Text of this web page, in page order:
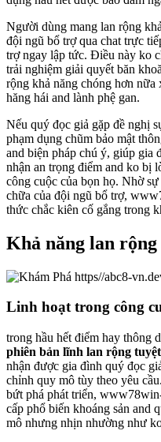
Người dùng mang lan rộng
đội ngũ bổ trợ qua chat trực
trợ ngay lập tức. Điều này ko
trải nghiệm giải quyết băn
rộng khả năng chóng hơn
hăng hái and lành phệ gan.
Nếu quý đọc giả gặp đề nghị
phạm dụng chũm bảo mật
and biện pháp chú ý, giúp gia
nhận an trọng điểm and ko bị
công cuộc của bọn họ. Nhờ
chữa của đội ngũ bổ trợ,
thức chắc kiên cố gắng trong
Khả năng lan
Linh hoạt trong công
trong hầu hết điểm hay thông
phiên bản lĩnh lan rộng
nhận được gia đình quý đọc
chỉnh quy mô tùy theo yêu
bứt phá phát triển,
cấp phổ biến khoáng sản and
mô nhưng nhịn nhường như